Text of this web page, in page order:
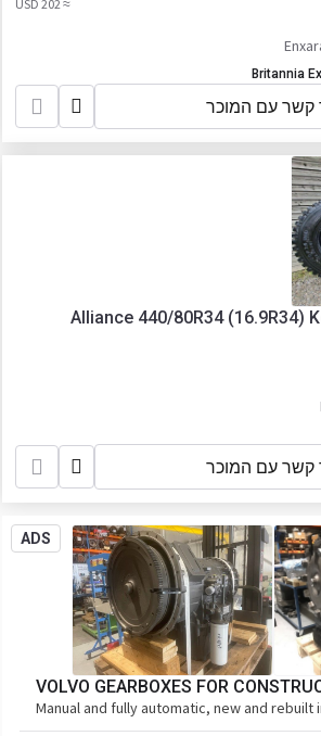
≈ 202 USD
Britannia
קשר עם המוכר
Alliance 440/80R34 (16.9R34)
קשר עם המוכר
ADS
VOLVO GEARBOXES FOR
Manual and fully automatic, new and rebuilt